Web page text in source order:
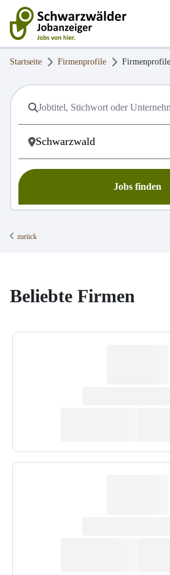
Startseite Firmenprofile
Jobs finden
zurück
Beliebte Firmen